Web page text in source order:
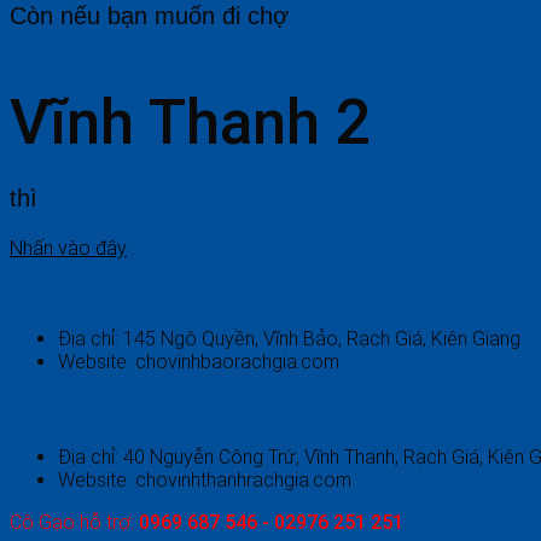
Còn nếu bạn muốn đi chợ
Vĩnh Thanh 2
thì
Nhấn vào đây
Địa chỉ: 145 Ngô Quyền, Vĩnh Bảo, Rạch Giá, Kiên Giang
Website: chovinhbaorachgia.com
Địa chỉ: 40 Nguyễn Công Trứ, Vĩnh Thanh, Rạch Giá, Kiên
Website: chovinhthanhrachgia.com
Cô Gạo hỗ trợ: 0969 687 546 - 02976 251 251